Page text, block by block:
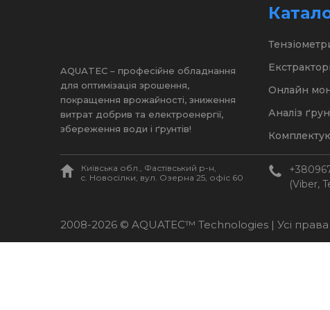
AQUATEC – професійне обладнання
для оптимізація зрошення,
покращення врожайності, зниження
витрат добрив та електроенергії,
збереження води і ґрунтів!
Онлайн
Аналіз
Київська обл., Фастівський р-н,
c. Новосілки, вул. Озерна 25, офіс 60
(Viber,
2008-2026 © AQUATEC™ Technologies | Усі